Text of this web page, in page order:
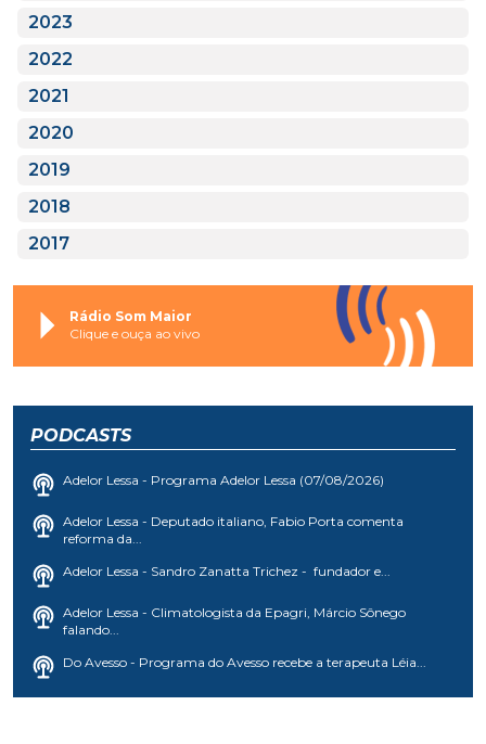
2023
2022
2021
2020
2019
2018
2017
Rádio Som Maior
Clique e ouça ao vivo
PODCASTS
Adelor Lessa - Programa Adelor Lessa (07/08/2026)
Adelor Lessa - Deputado italiano, Fabio Porta comenta
reforma da...
Adelor Lessa - Sandro Zanatta Trichez - fundador e...
Adelor Lessa - Climatologista da Epagri, Márcio Sônego
falando...
Do Avesso - Programa do Avesso recebe a terapeuta Léia...